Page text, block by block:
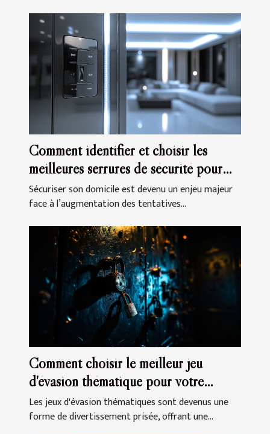
Comment identifier et choisir les
meilleures serrures de sécurité pour
votre domicile
Sécuriser son domicile est devenu un enjeu majeur
face à l’augmentation des tentatives...
Comment choisir le meilleur jeu
d'évasion thématique pour votre
prochaine sortie
Les jeux d'évasion thématiques sont devenus une
forme de divertissement prisée, offrant une...